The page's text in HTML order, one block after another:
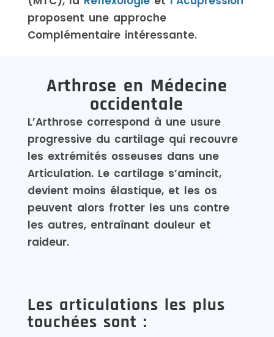
proposent une approche
Complémentaire intéressante.
Arthrose en Médecine
occidentale
L’Arthrose correspond à une usure
progressive du cartilage qui recouvre
les extrémités osseuses dans une
Articulation. Le cartilage s’amincit,
devient moins élastique, et les os
peuvent alors frotter les uns contre
les autres, entraînant douleur et
raideur.
Les articulations les plus
touchées sont :